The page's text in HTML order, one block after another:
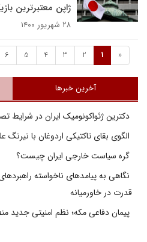
ژاپن معتبرترین
۲۸ شهریور ۱۴۰۰
«
1
2
3
4
5
6
آخرین خبرها
دکترین ژئواکونومیک ایران در شرایط
الگوی بقای تاکتیکی اردوغان با نیرنگ
گره سیاست خارجی ایران چیست؟
نگاهی به پیامدهای ناخواسته
قدرت در خاورمیانه
پیمان دفاعی مکه؛ نظم امنیتی جدید